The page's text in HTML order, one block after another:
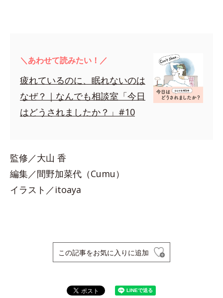
＼あわせて読みたい！／
疲れているのに、眠れないのは
なぜ？｜なんでも相談室「今日
はどうされましたか？」#10
監修／大山 香
編集／間野加菜代（Cumu）
イラスト／itoaya
この記事をお気に入りに追加